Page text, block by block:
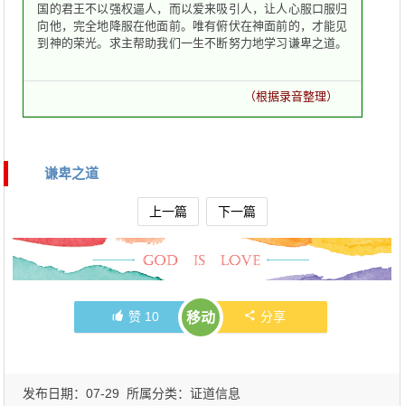
国的君王不以强权逼人，而以爱来吸引人，让人心服口服归
向他，完全地降服在他面前。唯有俯伏在神面前的，才能见
到神的荣光。求主帮助我们一生不断努力地学习谦卑之道。
（根据录音整理）
谦卑之道
上一篇 下一篇
赞 10 移动 分享
发布日期：07-29 所属分类：证道信息